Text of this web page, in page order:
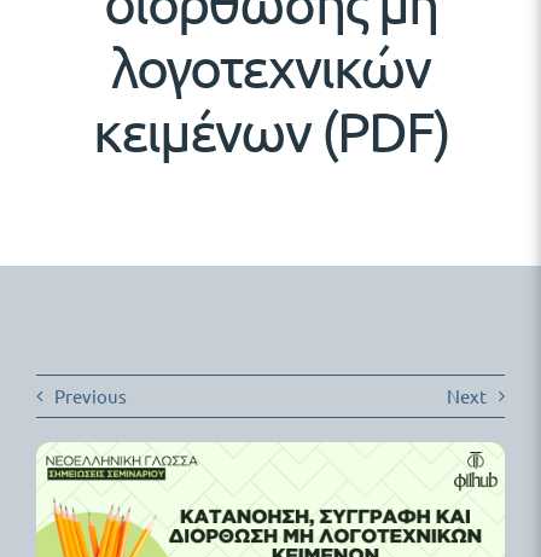
Δωρεάν Υλικόλογοτεχνικών
κειμένων (PDF)
Previous Next